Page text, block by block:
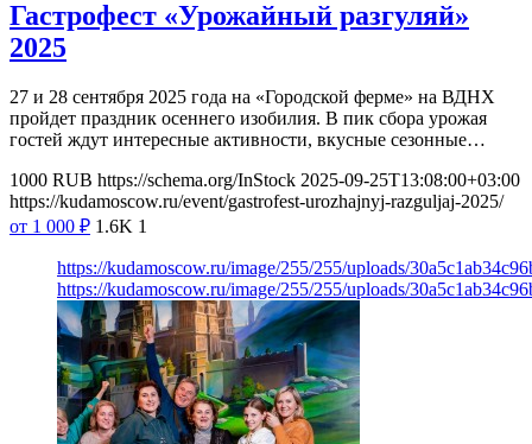
Гастрофест «Урожайный разгуляй»
2025
27 и 28 сентября 2025 года на «Городской ферме» на ВДНХ
пройдет праздник осеннего изобилия. В пик сбора урожая
гостей ждут интересные активности, вкусные сезонные…
1000 RUB https://schema.org/InStock 2025-09-25T13:08:00+03:00
https://kudamoscow.ru/event/gastrofest-urozhajnyj-razguljaj-2025/
от 1 000 ₽ 1.6K 1
https://kudamoscow.ru/image/255/255/uploads/
https://kudamoscow.ru/image/255/255/uploads/